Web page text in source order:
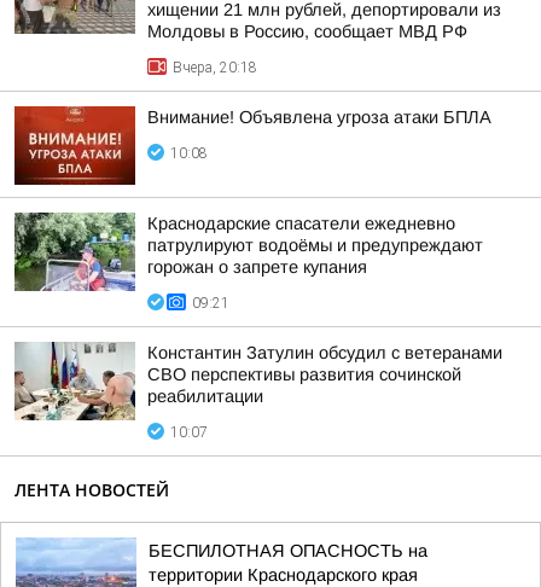
хищении 21 млн рублей, депортировали из
Молдовы в Россию, сообщает МВД РФ
Вчера, 20:18
Внимание! Объявлена угроза атаки БПЛА
10:08
Краснодарские спасатели ежедневно
патрулируют водоёмы и предупреждают
горожан о запрете купания
09:21
Константин Затулин обсудил с ветеранами
СВО перспективы развития сочинской
реабилитации
10:07
ЛЕНТА НОВОСТЕЙ
БЕСПИЛОТНАЯ ОПАСНОСТЬ на
территории Краснодарского края